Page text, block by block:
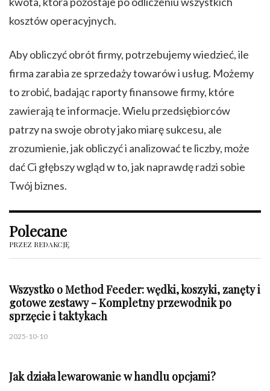
kosztów operacyjnych.
Aby obliczyć obrót firmy, potrzebujemy wiedzieć, ile
firma zarabia ze sprzedaży towarów i usług. Możemy
to zrobić, badając raporty finansowe firmy, które
zawierają te informacje. Wielu przedsiębiorców
patrzy na swoje obroty jako miarę sukcesu, ale
zrozumienie, jak obliczyć i analizować te liczby, może
dać Ci głębszy wgląd w to, jak naprawdę radzi sobie
Twój biznes.
Polecane
PRZEZ REDAKCJĘ
Wszystko o Method Feeder: wędki, koszyki, zanęty i
gotowe zestawy - Kompletny przewodnik po
sprzęcie i taktykach
2025-10-10
Jak działa lewarowanie w handlu opcjami?